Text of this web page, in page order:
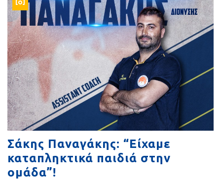
Σάκης Παναγάκης: “Είχαμε
καταπληκτικά παιδιά στην
ομάδα”!